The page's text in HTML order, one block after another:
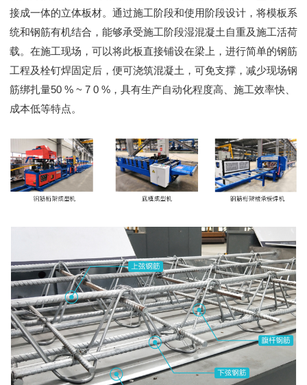
接成一体的立体板材。通过施工阶段和使用阶段设计，将模板系
统和钢筋有机结合，能够承受施工阶段湿混凝土自重及施工活荷
载。在施工现场，可以将此板直接铺设在梁上，进行简单的钢筋
工程及栓钉焊固定后，便可浇筑混凝土，可免支撑，减少现场钢
筋绑扎量50 % ~ 7 0 %，具有生产自动化程度高、施工效率快、
成本低等特点。